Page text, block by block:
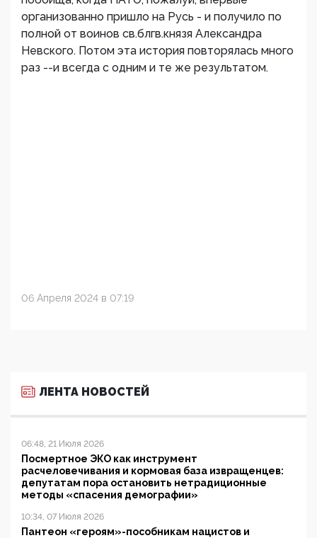
организованно пришло на Русь - и получило по
полной от воинов св.блгв.князя Александра
Невского. Потом эта история повторялась много
раз --и всегда с одним и те же результатом.
06 Апреля 2024 в 07:19
ЛЕНТА НОВОСТЕЙ
06:48, 21 Июля 2026
Посмертное ЭКО как инструмент
расчеловечивания и кормовая база извращенцев:
депутатам пора остановить нетрадиционные
методы «спасения демографии»
10:34, 07 Июля 2026
Пантеон «героям»-пособникам нацистов и